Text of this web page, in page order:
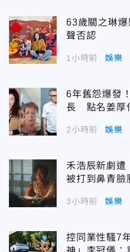
63歲關之琳
聲否認
1小時前 娛樂
6年舊怨爆發
長 點名姜厚
2小時前 娛樂
禾浩辰新劇
被打到鼻青臉
3小時前 娛樂
控同業性騷7